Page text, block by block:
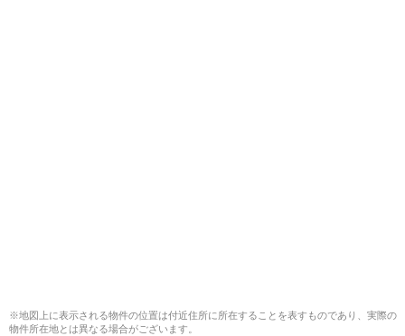
※地図上に表示される物件の位置は付近住所に所在することを表すものであり、実際の
物件所在地とは異なる場合がございます。